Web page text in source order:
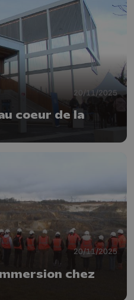
20/11/2025
coeur de la
20/11/2025
chez